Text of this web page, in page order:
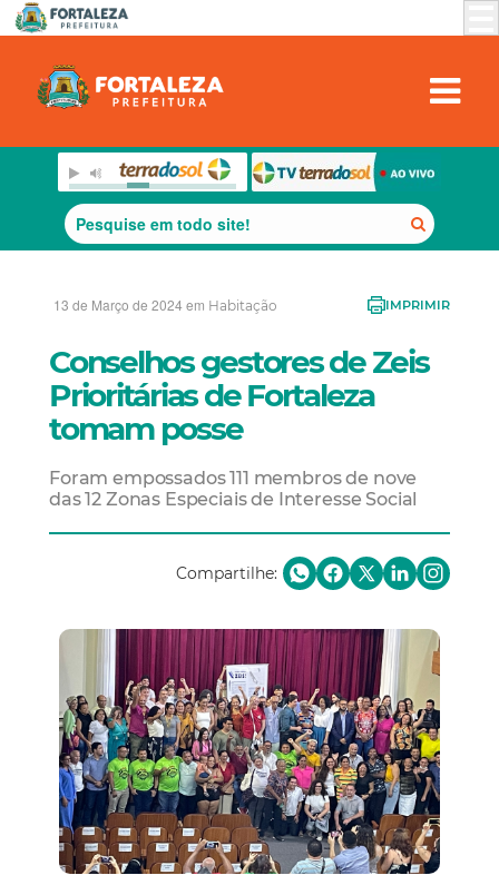
13 de Março de 2024 em Habitação IMPRIMIR
Conselhos gestores de Zeis
Prioritárias de Fortaleza
tomam posse
Foram empossados 111 membros de nove
das 12 Zonas Especiais de Interesse Social
Compartilhe: